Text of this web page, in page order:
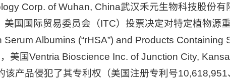
Corp. of Wuhan, China武汉禾元生物科技股份有
国际贸易委员会（ITC）投票决定对特定植物源
Albumins (“rHSA”) and Products Containing
国Ventria Bioscience Inc. of Junction City,
该产品侵犯了其专利权（美国注册专利号